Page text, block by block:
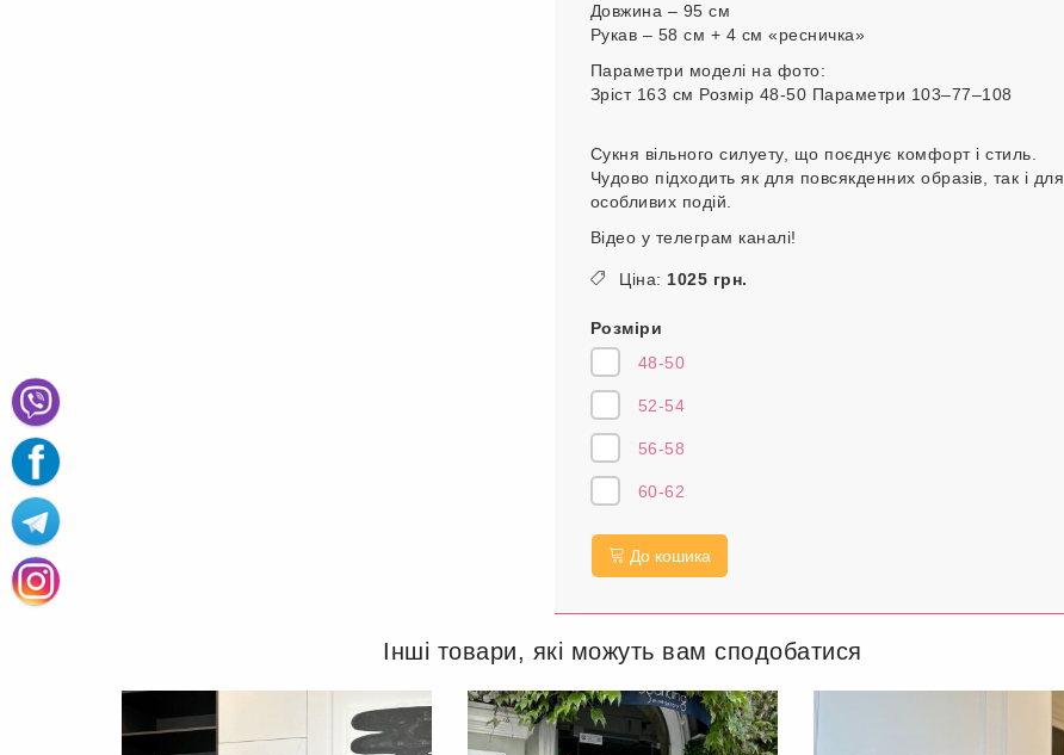
Довжина – 95 см
Рукав – 58 см + 4 см «ресничка»
Параметри моделі на фото:
Зріст 163 см Розмір 48-50 Параметри 103–77–108
Сукня вільного силуету, що поєднує комфорт і стиль.
Чудово підходить як для повсякденних образів, так і для
особливих подій.
Відео у телеграм каналі!
Ціна: 1025 грн.
Розміри
48-50
52-54
56-58
60-62
До кошика
Інші товари, які можуть вам сподобатися